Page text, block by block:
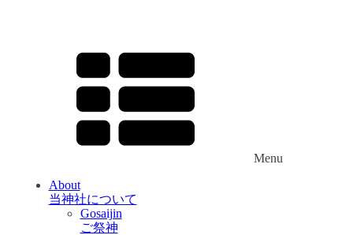
Menu
About
当神社について
Gosaijin
ご祭神